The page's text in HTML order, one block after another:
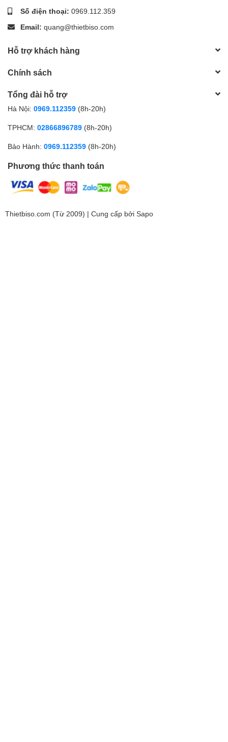
Số điện thoại: 0969.112.359
Email: quang@thietbiso.com
Hỗ trợ khách hàng
Chính sách
Tổng đài hỗ trợ
Hà Nội: 0969.112359 (8h-20h)
TPHCM: 02866896789 (8h-20h)
Bảo Hành: 0969.112359 (8h-20h)
Phương thức thanh toán
Thietbiso.com (Từ 2009) | Cung cấp bởi Sapo